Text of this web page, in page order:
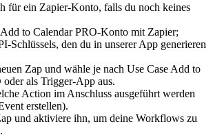
für ein Zapier-Konto, falls du noch keines
to Calendar PRO-Konto mit Zapier;
Schlüssels, den du in unserer App generieren
Zap und wähle je nach Use Case Add to
oder als Trigger-App aus.
Action im Anschluss ausgeführt werden
erstellen).
und aktiviere ihn, um deine Workflows zu